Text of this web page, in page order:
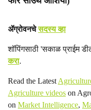
ॲग्रोवनचेसदस्य व्हा
शॉपिंगसाठी 'सकाळ प्राईम
करा.
Read the Latest
Agriculture videos on
on Market Intelligence,